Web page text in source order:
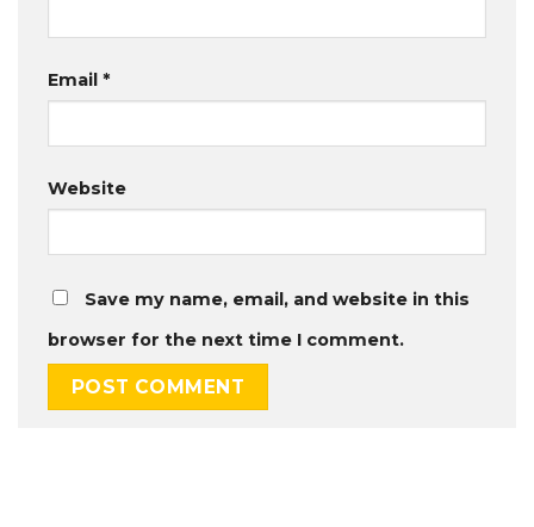
Email *
Website
Save my name, email, and website in this
browser for the next time I comment.